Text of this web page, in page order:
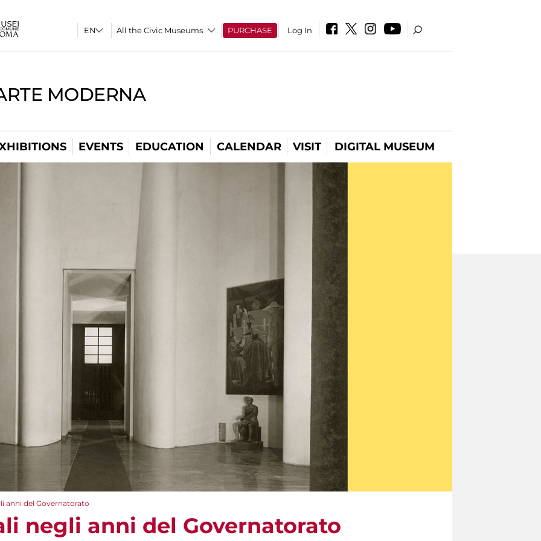
All the Civic Museums PURCHASE Log In
MODERNA
EVENTS EDUCATION CALENDAR VISIT DIGITAL MUSEUM
anni del Governatorato
negli anni del Governatorato